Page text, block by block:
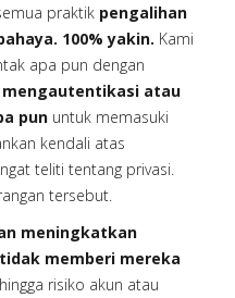
praktik pengalihan
100% yakin. Kami
apa pun dengan
mengautentikasi atau
pun untuk memasuki
kendali atas
teliti tentang privasi.
tersebut.
meningkatkan
memberi mereka
risiko akun atau